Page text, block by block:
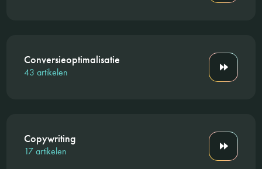
Conversieoptimalisatie
43 artikelen
Copywriting
17 artikelen